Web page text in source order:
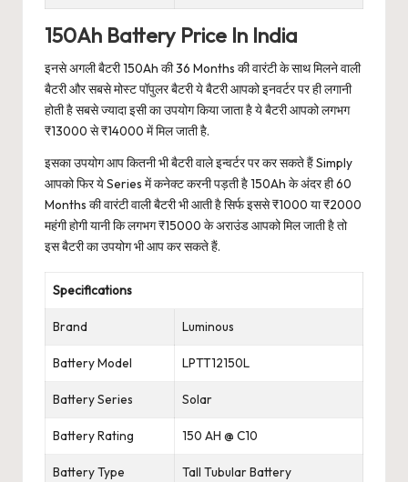
150Ah Battery Price In India
इनसे अगली बैटरी 150Ah की 36 Months की वारंटी के साथ मिलने वाली
बैटरी और सबसे मोस्ट पॉपुलर बैटरी ये बैटरी आपको इनवर्टर पर ही लगानी
होती है सबसे ज्यादा इसी का उपयोग किया जाता है ये बैटरी आपको लगभग
₹13000 से ₹14000 में मिल जाती है.
इसका उपयोग आप कितनी भी बैटरी वाले इन्वर्टर पर कर सकते हैं Simply
आपको फिर ये Series में कनेक्ट करनी पड़ती है 150Ah के अंदर ही 60
Months की वारंटी वाली बैटरी भी आती है सिर्फ इससे ₹1000 या ₹2000
महंगी होगी यानी कि लगभग ₹15000 के अराउंड आपको मिल जाती है तो
इस बैटरी का उपयोग भी आप कर सकते हैं.
Specifications
Brand Luminous
Battery Model LPTT12150L
Battery Series Solar
Battery Rating 150 AH @ C10
Battery Type Tall Tubular Battery